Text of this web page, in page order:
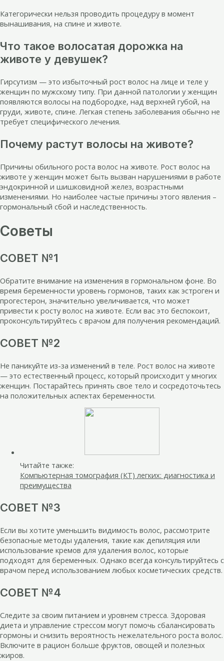
Категорически нельзя проводить процедуру в момент
вынашивания, на спине и животе.
Что такое волосатая дорожка на
животе у девушек?
Гирсутизм — это избыточный рост волос на лице и теле у
женщин по мужскому типу. При данной патологии у женщин
появляются волосы на подбородке, над верхней губой, на
груди, животе, спине. Легкая степень заболевания обычно не
требует специфического лечения.
Почему растут волосы на животе?
Причины обильного роста волос на животе. Рост волос на
животе у женщин может быть вызван нарушениями в работе
эндокринной и шишковидной желез, возрастными
изменениями. Но наиболее частые причины этого явления –
гормональный сбой и наследственность.
Советы
СОВЕТ №1
Обратите внимание на изменения в гормональном фоне. Во
время беременности уровень гормонов, таких как эстроген и
прогестерон, значительно увеличивается, что может
привести к росту волос на животе. Если вас это беспокоит,
проконсультируйтесь с врачом для получения рекомендаций.
СОВЕТ №2
Не паникуйте из-за изменений в теле. Рост волос на животе
— это естественный процесс, который происходит у многих
женщин. Постарайтесь принять свое тело и сосредоточьтесь
на положительных аспектах беременности.
Читайте также:
Компьютерная томография (КТ) легких: диагностика и
преимущества
СОВЕТ №3
Если вы хотите уменьшить видимость волос, рассмотрите
безопасные методы удаления, такие как депиляция или
использование кремов для удаления волос, которые
подходят для беременных. Однако всегда консультируйтесь с
врачом перед использованием любых косметических средств.
СОВЕТ №4
Следите за своим питанием и уровнем стресса. Здоровая
диета и управление стрессом могут помочь сбалансировать
гормоны и снизить вероятность нежелательного роста волос.
Включите в рацион больше фруктов, овощей и полезных
жиров.